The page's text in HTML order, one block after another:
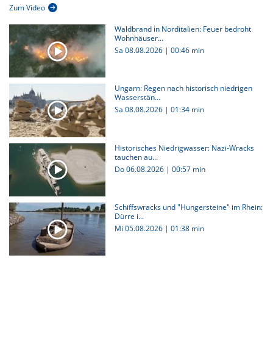
Zum Video
Waldbrand in Norditalien: Feuer bedroht
Wohnhäuser...
Sa 08.08.2026 | 00:46 min
Ungarn: Regen nach historisch niedrigen
Wasserstän...
Sa 08.08.2026 | 01:34 min
Historisches Niedrigwasser: Nazi-Wracks
tauchen au...
Do 06.08.2026 | 00:57 min
Schiffswracks und "Hungersteine" im Rhein:
Dürre i...
Mi 05.08.2026 | 01:38 min